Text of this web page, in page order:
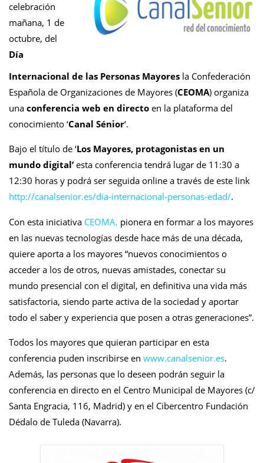
celebración
mañana, 1 de
octubre, del
Día
Internacional de las Personas Mayores la Confederación
Española de Organizaciones de Mayores (CEOMA) organiza
una conferencia web en directo en la plataforma del
conocimiento ‘Canal Sénior‘.
Bajo el título de ‘Los Mayores, protagonistas en un
mundo digital’ esta conferencia tendrá lugar de 11:30 a
12:30 horas y podrá ser seguida online a través de este link
http://canalsenior.es/dia-internacional-personas-edad/.
Con esta iniciativa CEOMA, pionera en formar a los mayores
en las nuevas tecnologías desde hace más de una década,
quiere aporta a los mayores “nuevos conocimientos o
acceder a los de otros, nuevas amistades, conectar su
mundo presencial con el digital, en definitiva una vida más
satisfactoria, siendo parte activa de la sociedad y aportar
todo el saber y experiencia que posen a otras generaciones”.
Todos los mayores que quieran participar en esta
conferencia puden inscribirse en www.canalsenior.es.
Además, las personas que lo deseen podrán seguir la
conferencia en directo en el Centro Municipal de Mayores (c/
Santa Engracia, 116, Madrid) y en el Cibercentro Fundación
Dédalo de Tuleda (Navarra).